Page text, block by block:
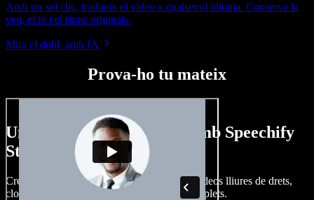
Amb un sol clic, tradueix el vídeo a qualsevol idioma. Conserva la
veu, el to i el ritme originals.
Mira el dobl. amb IA
Prova-ho tu mateix
Un tastet del que pots fer amb Speechify
Studio.
Crea dobl. de veu, afegeix imatges, àudio, vídeos lliures de drets,
clona veus i munta projectes multimèdia complets.